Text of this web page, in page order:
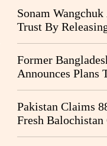
Sonam
Trust By
Day Fast
Former
Announces Plans
Pakistan Claims
Fresh
Again Drawn Into